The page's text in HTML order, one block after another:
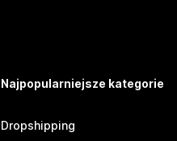
Najpopularniejsze kategorie
Dropshipping